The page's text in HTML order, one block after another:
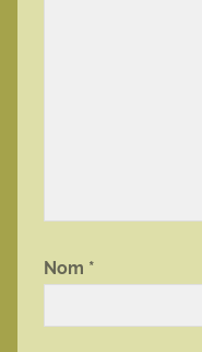
Nom *